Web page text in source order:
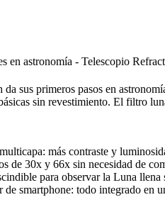
astronomía - Telescopio
sus primeros pasos en
sin revestimiento. El filtro
más contraste y
de 30x y 66x sin necesidad de
para observar la Luna llena
smartphone: todo integrado en